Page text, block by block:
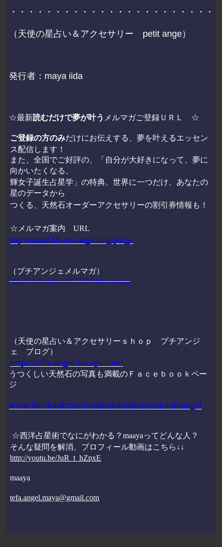
・・・・・・・・・・・・・・・・・・・・・・
（天使の星占い＆アクセサリー petit ange）
発行者： maya iida
☆最新読むだけで夢が叶う メルマガご登録ＵＲＬ ☆
ご登録の方のみだけにお伝えする、夢を叶えるエッセン
ス配信します！
また、全国でご好評の、「自分が大好きになって、夢に
向かいたくなる、
輝女子誕生占星学」の特典、世界に一つだけ、あなたの
星のデータから
つくる、天然石オーダーアクセサリーの割引券情報も！
☆メルマガ案内URL
http://natural-life-tefa-angel.blogspot.jp/
（プチアンジェメルマガ）
http://emtform.com/GG/fr/kira/wx4gsq
（天使の星占い＆アクセサリーｓｈｏｐ プチアンジ
ェ ブログ）
https://tefa-angel-maaya.com/
うつくしい天然石の写真も満載のＦａｃｅｂｏｏｋペー
ジ
www.facebook.com/tenshinohoshiuranai.tefaangel
☆西洋占星術でなにがわかる？maayaってどんな人？
そんな疑問を解消、プロフィール動画はこちら↓↓
http://youtu.be/JuR_t_hZpxE
maaya
tefa.angel.maya@gmail.com